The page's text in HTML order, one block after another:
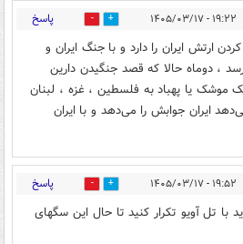
۱۹:۲۲ - ۱۴۰۵/۰۳/۱۷ 0 پاسخ
ارتش ایران را دارد و با جنگ ایران و
، دوماه حالا که قصد جنگیدن دارین
موشک یا پهباد به فلسطین ، غزه ، لبنان
ایران جوابش را می‌دهد و با ایران
۱۹:۵۲ - ۱۴۰۵/۰۳/۱۷ 1 پاسخ
با تل آویو تکرار کنید تا حال این سگهای